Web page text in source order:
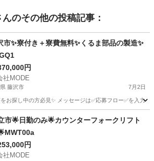
んのその他の投稿記事：
市✨寮付き＋寮費無料✨くるま部品の製造✨
円
社MODE
藤沢市 7月2日
お探し中の方必見✨ メッセージは✅応募フロー✅を入力
他 未経験
市🌟日勤のみ🌟カウンターフォークリフト
円
社MODE